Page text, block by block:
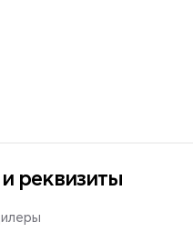
реквизиты